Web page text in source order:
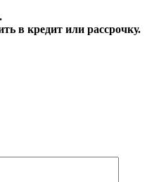
в кредит или рассрочку.